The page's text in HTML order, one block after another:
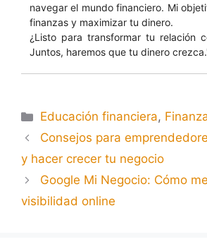
navegar el mundo financiero. Mi
finanzas y maximizar tu dinero.
¿Listo para transformar tu relación
Juntos, haremos que tu dinero
Educación financiera,
Consejos para
y hacer crecer tu negocio
Google Mi Negocio: Cómo
visibilidad online